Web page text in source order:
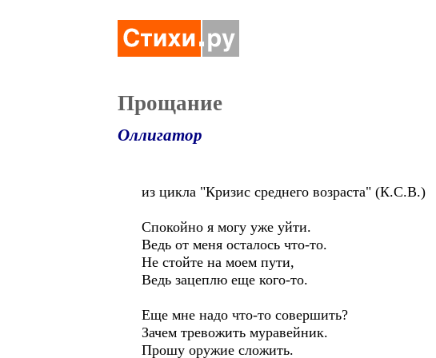
Прощание
Оллигатор
из цикла "Кризис среднего возраста" (К.С.В.)
Спокойно я могу уже уйти.
Ведь от меня осталось что-то.
Не стойте на моем пути,
Ведь зацеплю еще кого-то.
Еще мне надо что-то совершить?
Зачем тревожить муравейник.
Прошу оружие сложить.